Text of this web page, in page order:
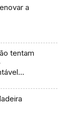
a
tentam